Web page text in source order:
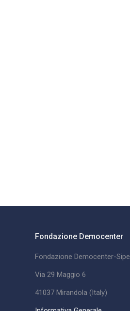
Fondazione Democenter
Fondazione Democenter-Sipe
Via 29 Maggio 6
41037 Mirandola (Italy)